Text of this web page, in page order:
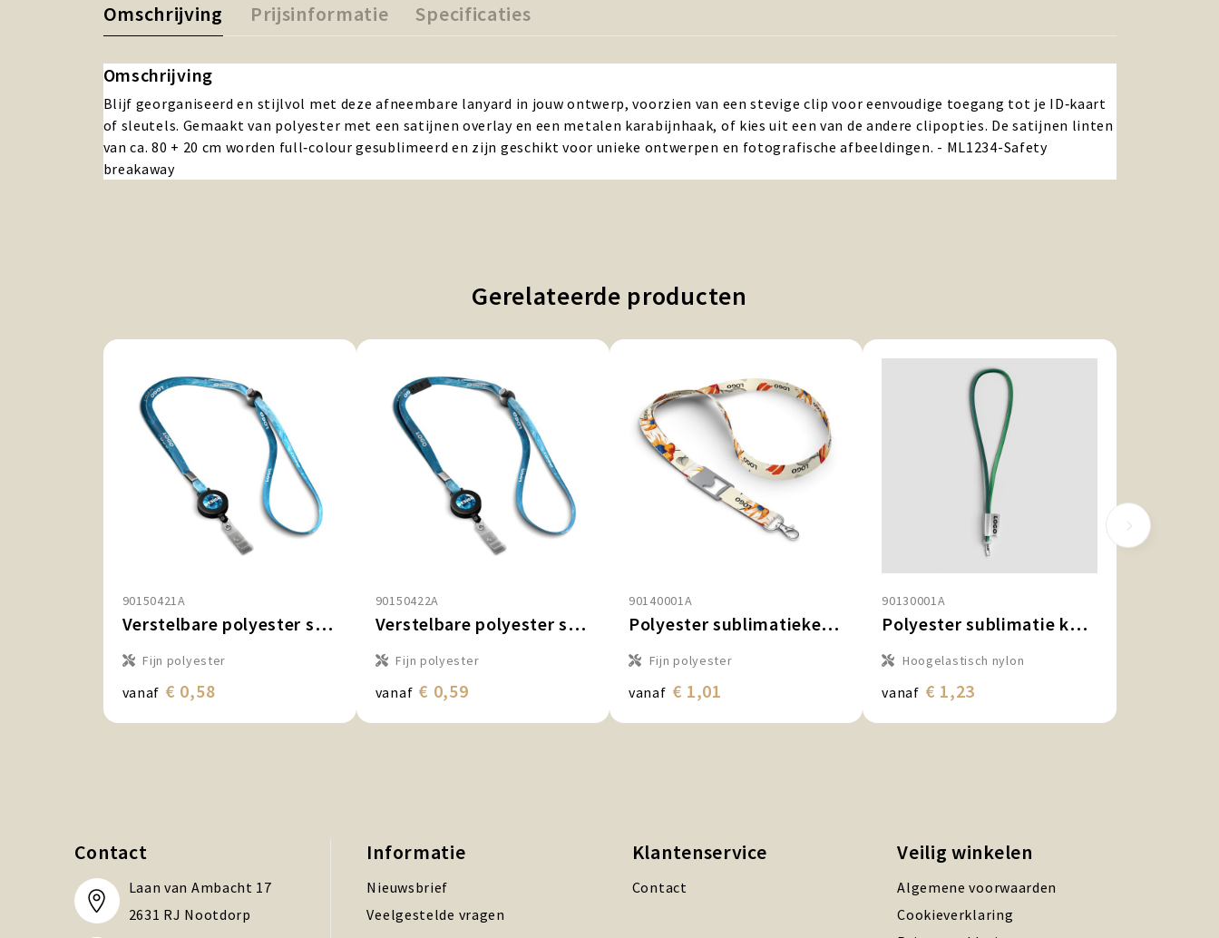
Omschrijving Prijsinformatie Specificaties
Omschrijving
Blijf georganiseerd en stijlvol met deze afneembare lanyard in jouw ontwerp, voorzien van een stevige clip voor eenvoudige toegang tot je ID‑kaart
of sleutels. Gemaakt van polyester met een satijnen overlay en een metalen karabijnhaak, of kies uit een van de andere clipopties. De satijnen linten
van ca. 80 + 20 cm worden full‑colour gesublimeerd en zijn geschikt voor unieke ontwerpen en fotografische afbeeldingen. - ML1234-Safety
breakaway
Gerelateerde producten
90150421A
Verstelbare polyester sublimatiekeycord met badge‑reel
Fijn polyester
vanaf € 0,58
90150422A
Verstelbare polyester sublimatiekeycord met badge‑reel
Fijn polyester
vanaf € 0,59
90140001A
Polyester sublimatiekeycord met flesopener
Fijn polyester
vanaf € 1,01
90130001A
Polyester sublimatie koord-keycord met full colour label
Hoogelastisch nylon
vanaf € 1,23
Contact
Laan van Ambacht 17
2631 RJ Nootdorp
Informatie
Nieuwsbrief
Veelgestelde vragen
Klantenservice
Contact
Veilig winkelen
Algemene voorwaarden
Cookieverklaring